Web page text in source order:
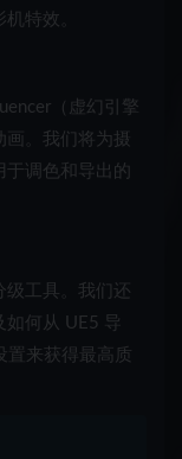
特效。
（虚幻引擎
画。我们将为摄
调色和导出的
级工具。我们还
如何从 UE5 导
置来获得最高质